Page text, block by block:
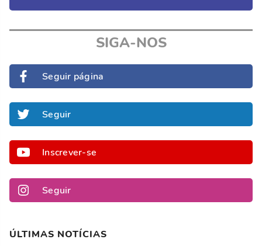
SIGA-NOS
Seguir página
Seguir
Inscrever-se
Seguir
ÚLTIMAS NOTÍCIAS